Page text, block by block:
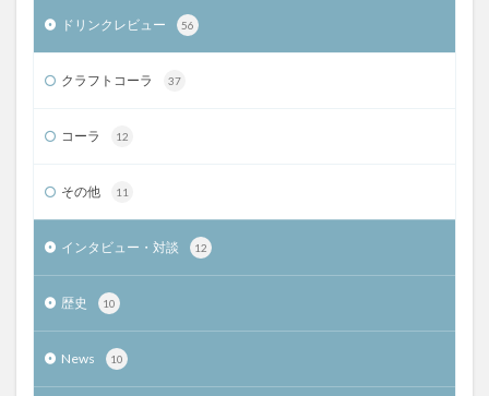
ドリンクレビュー 56
クラフトコーラ 37
コーラ 12
その他 11
インタビュー・対談 12
歴史 10
News 10